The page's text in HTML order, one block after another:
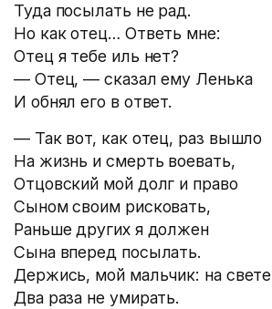
Туда посылать не рад.
Но как отец… Ответь мне:
Отец я тебе иль нет?
— Отец, — сказал ему Ленька
И обнял его в ответ.
— Так вот, как отец, раз вышло
На жизнь и смерть воевать,
Отцовский мой долг и право
Сыном своим рисковать,
Раньше других я должен
Сына вперед посылать.
Держись, мой мальчик: на свете
Два раза не умирать.